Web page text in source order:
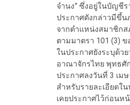
จำนง” ซึ่งอยู่ในบัญชี
ประกาศดังกล่าวมีขึ้น
จากตำแหน่งสมาชิก
ตามมาตรา 101 (3)
ในประกาศยังระบุด้ว
อาณาจักรไทย พุทธศั
ประกาศลงวันที่ 3 เม
สำหรับรายละเอียดใ
เคยประกาศไว้ก่อนห